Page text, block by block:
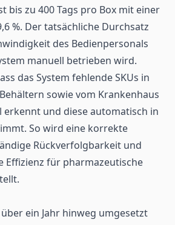
bis zu 400 Tags pro Box mit einer
%. Der tatsächliche Durchsatz
des Bedienpersonals
manuell betrieben wird.
das System fehlende SKUs in
sowie vom Krankenhaus
und diese automatisch in
So wird eine korrekte
Rückverfolgbarkeit und
Effizienz für pharmazeutische
ein Jahr hinweg umgesetzt